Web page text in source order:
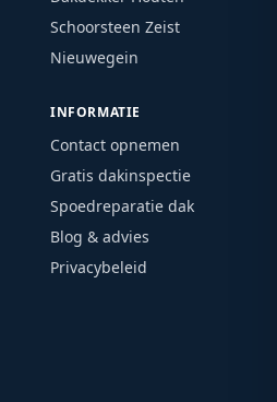
Schoorsteen Zeist
Nieuwegein
INFORMATIE
Contact opnemen
Gratis dakinspectie
Spoedreparatie dak
Blog & advies
Privacybeleid